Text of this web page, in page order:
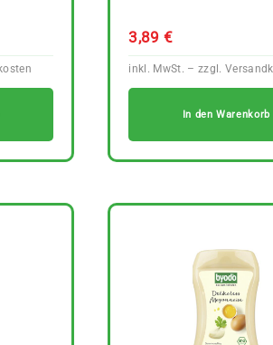
3,89 €
In den Warenkorb